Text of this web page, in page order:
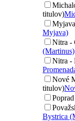
titulov)
Myjava)
Nitra -
(Martinus)
Nitra -
Nové
titulov)
Bystrica